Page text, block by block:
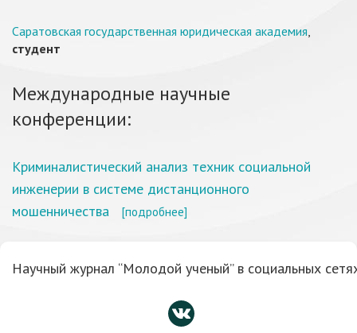
Саратовская государственная юридическая академия,
студент
Международные научные
конференции:
Криминалистический анализ техник социальной
инженерии в системе дистанционного
мошенничества
[подробнее]
Научный журнал “Молодой ученый” в социальных